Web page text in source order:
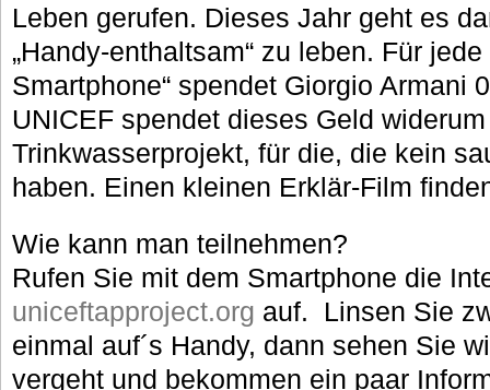
Leben gerufen. Dieses Jahr geht es
„Handy-enthaltsam“ zu leben. Für
Smartphone“ spendet Giorgio Armani
UNICEF spendet dieses Geld
Trinkwasserprojekt, für die, die kein
haben. Einen kleinen Erklär-Film
Wie kann man teilnehmen?
Rufen Sie mit dem Smartphone die
uniceftapproject.org auf. Linsen Sie
einmal auf´s Handy, dann sehen Sie
vergeht und bekommen ein paar